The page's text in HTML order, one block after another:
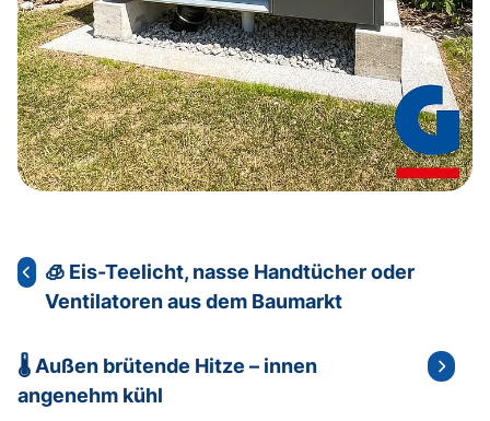
🧊 Eis-Teelicht, nasse Handtücher oder
Ventilatoren aus dem Baumarkt
🌡 Außen brütende Hitze – innen
angenehm kühl